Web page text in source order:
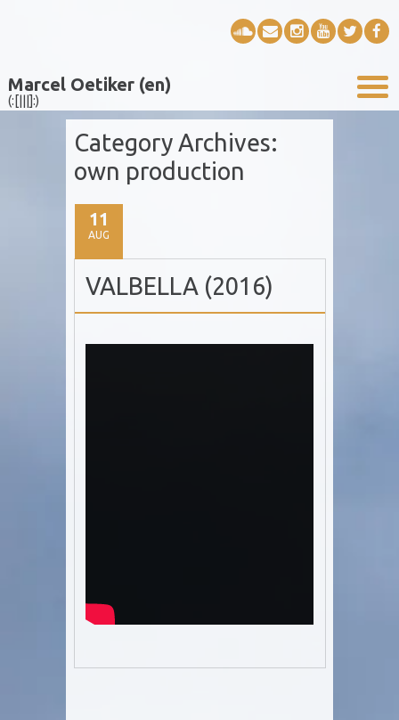
Marcel Oetiker (en)
(:[|||]:)
Category Archives:
own production
11
AUG
VALBELLA (2016)